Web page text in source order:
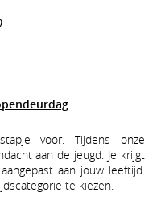
voor. Tijdens onze
aan de jeugd. Je krijgt
aan jouw leeftijd.
te kiezen.